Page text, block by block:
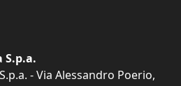
S.p.a.
- Via Alessandro Poerio,